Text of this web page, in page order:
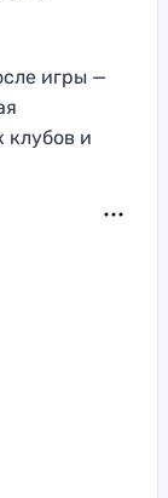
игры —
клубов и